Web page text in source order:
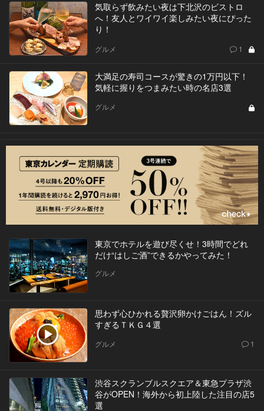
気取らず飲みたい夜は下北沢のビストロ
へ！友人とワイワイ楽しみたい夜にぴった
り！
グルメ 1
大満足の寿司コースが驚きの1万円以下！
気軽に握りをつまみたい時の名店3選
グルメ
東京でホテルを遊び尽くせ！3時間でどれ
だけ“はしご酒”できるかやってみた！
グルメ
思わず心ひかれる贅沢卵かけごはん！ズル
すぎるＴＫＧ４選
グルメ 1
渋谷スクランブルスクエア＆東急プラザ渋
谷がOPEN！海外から初上陸した注目の店5
選